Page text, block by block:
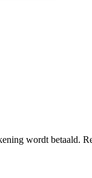
wordt betaald.